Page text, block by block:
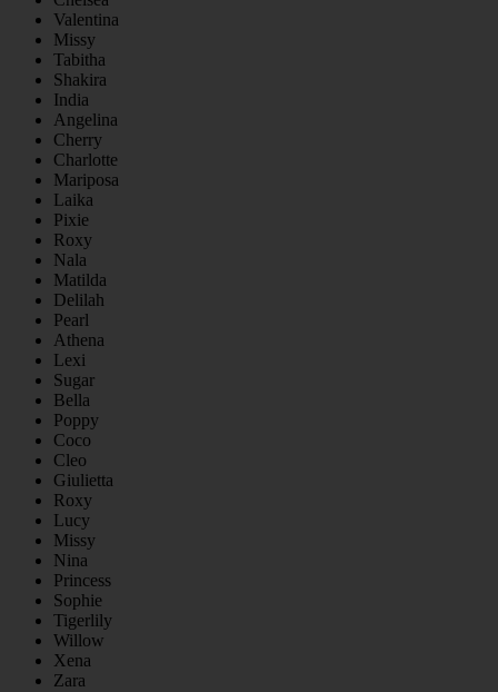
Valentina
Missy
Tabitha
Shakira
India
Angelina
Cherry
Charlotte
Mariposa
Laika
Pixie
Roxy
Nala
Matilda
Delilah
Pearl
Athena
Lexi
Sugar
Bella
Poppy
Coco
Cleo
Giulietta
Roxy
Lucy
Missy
Nina
Princess
Sophie
Tigerlily
Willow
Xena
Zara